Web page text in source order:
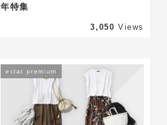
年特集
3,050 Views
eclat premium